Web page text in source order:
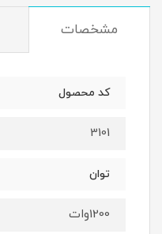
مشخصات
کد محصول
3101
توان
1200وات